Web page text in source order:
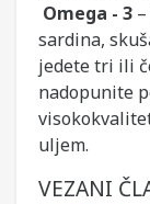
Omega - 3
sardina,
jedete tri ili
nadopunite
uljem.
VEZANI